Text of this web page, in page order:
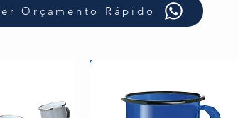
Orçamento Rápido